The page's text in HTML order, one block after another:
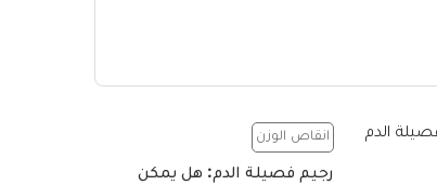
انقاص الوزن
رجيم فصيلة الدم: هل يمكن